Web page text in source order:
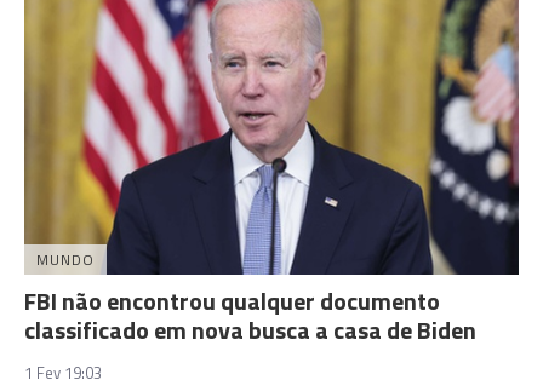
MUNDO
FBI não encontrou qualquer documento
classificado em nova busca a casa de Biden
1 Fev 19:03